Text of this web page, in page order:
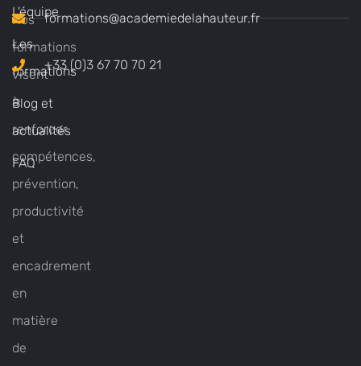
Nos
formations
visent
à
renforcer
compétences,
prévention,
productivité
et
encadrement
en
matière
de
L'équipe
Les
formations
Blog et
actualités
FAQ
formations@academiedelahauteur.fr
+33 (0)3 67 70 70 21